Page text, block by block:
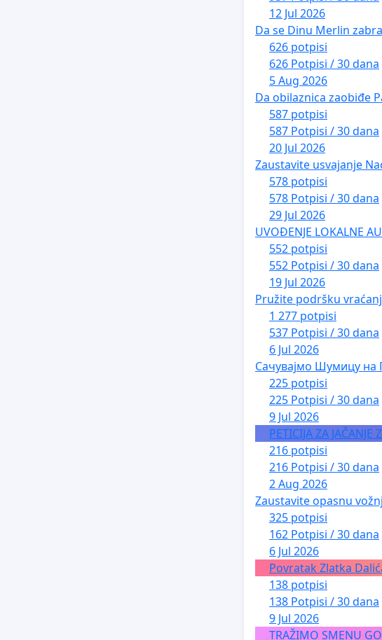
12 Jul 2026
Da se Dinu Merlin
626 potpisi
626 Potpisi / 30 dana
5 Aug 2026
Da obilaznica zaobiđe
587 potpisi
587 Potpisi / 30 dana
20 Jul 2026
Zaustavite usvajanje
578 potpisi
578 Potpisi / 30 dana
29 Jul 2026
UVOĐENJE LOKALNE
552 potpisi
552 Potpisi / 30 dana
19 Jul 2026
Pružite podršku
1 277 potpisi
537 Potpisi / 30 dana
6 Jul 2026
Сачувајмо Шумицу на
225 potpisi
225 Potpisi / 30 dana
9 Jul 2026
PETICIJA ZA
216 potpisi
216 Potpisi / 30 dana
2 Aug 2026
Zaustavite opasnu
325 potpisi
162 Potpisi / 30 dana
6 Jul 2026
Povratak Zlatka
138 potpisi
138 Potpisi / 30 dana
9 Jul 2026
TRAŽIMO SMENU